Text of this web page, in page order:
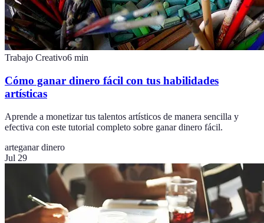
Trabajo Creativo6 min
Cómo ganar dinero fácil con tus habilidades
artísticas
Aprende a monetizar tus talentos artísticos de manera sencilla y
efectiva con este tutorial completo sobre ganar dinero fácil.
arteganar dinero
Jul 29